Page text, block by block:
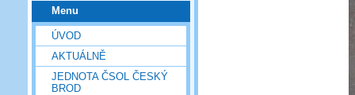
Menu
ÚVOD
AKTUÁLNĚ
JEDNOTA ČSOL ČESKÝ
BROD